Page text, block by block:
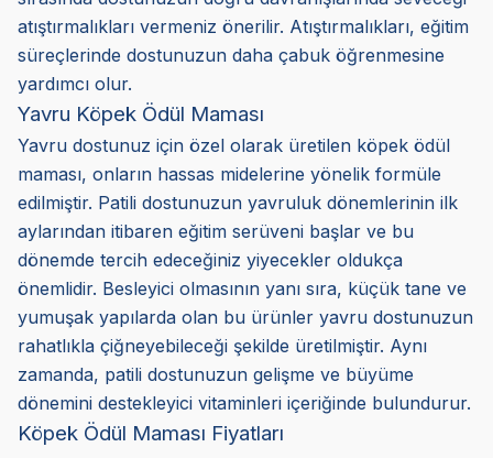
atıştırmalıkları vermeniz önerilir. Atıştırmalıkları, eğitim
süreçlerinde dostunuzun daha çabuk öğrenmesine
yardımcı olur.
Yavru Köpek Ödül Maması
Yavru dostunuz için özel olarak üretilen köpek ödül
maması, onların hassas midelerine yönelik formüle
edilmiştir. Patili dostunuzun yavruluk dönemlerinin ilk
aylarından itibaren eğitim serüveni başlar ve bu
dönemde tercih edeceğiniz yiyecekler oldukça
önemlidir. Besleyici olmasının yanı sıra, küçük tane ve
yumuşak yapılarda olan bu ürünler yavru dostunuzun
rahatlıkla çiğneyebileceği şekilde üretilmiştir. Aynı
zamanda, patili dostunuzun gelişme ve büyüme
dönemini destekleyici vitaminleri içeriğinde bulundurur.
Köpek Ödül Maması Fiyatları